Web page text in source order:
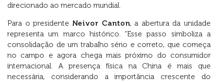
direcionado ao mercado mundial.
Para o presidente Neivor Canton, a abertura da unidade
representa um marco histórico. “Esse passo simboliza a
consolidação de um trabalho sério e correto, que começa
no campo e agora chega mais próximo do consumidor
internacional. A presença física na China é mais que
necessária, considerando a importância crescente do